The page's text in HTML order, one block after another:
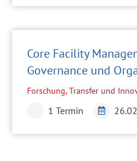
Core Facility
Governance und
Forschung, Transfer und
1 Termin